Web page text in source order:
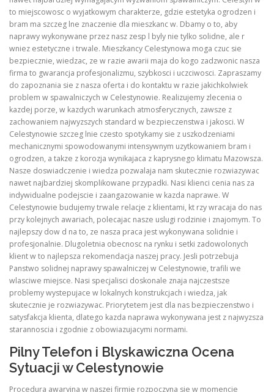
to miejscowosc o wyjatkowym charakterze, gdzie estetyka ogrodzen i
bram ma szczeg lne znaczenie dla mieszkanc w. Dbamy o to, aby
naprawy wykonywane przez nasz zesp l byly nie tylko solidne, ale r
wniez estetyczne i trwale. Mieszkancy Celestynowa moga czuc sie
bezpiecznie, wiedzac, ze w razie awarii maja do kogo zadzwonic nasza
firma to gwarancja profesjonalizmu, szybkosci i uczciwosci. Zapraszamy
do zapoznania sie z nasza oferta i do kontaktu w razie jakichkolwiek
problem w spawalniczych w Celestynowie. Realizujemy zlecenia o
kazdej porze, w kazdych warunkach atmosferycznych, zawsze z
zachowaniem najwyzszych standard w bezpieczenstwa i jakosci. W
Celestynowie szczeg lnie czesto spotykamy sie z uszkodzeniami
mechanicznymi spowodowanymi intensywnym uzytkowaniem bram i
ogrodzen, a takze z korozja wynikajaca z kaprysnego klimatu Mazowsza.
Nasze doswiadczenie i wiedza pozwalaja nam skutecznie rozwiazywac
nawet najbardziej skomplikowane przypadki. Nasi klienci cenia nas za
indywidualne podejscie i zaangazowanie w kazda naprawe. W
Celestynowie budujemy trwale relacje z klientami, kt rzy wracaja do nas
przy kolejnych awariach, polecajac nasze uslugi rodzinie i znajomym. To
najlepszy dow d na to, ze nasza praca jest wykonywana solidnie i
profesjonalnie. Dlugoletnia obecnosc na rynku i setki zadowolonych
klient w to najlepsza rekomendacja naszej pracy. Jesli potrzebuja
Panstwo solidnej naprawy spawalniczej w Celestynowie, trafili we
wlasciwe miejsce. Nasi specjalisci doskonale znaja najczestsze
problemy wystepujace w lokalnych konstrukcjach i wiedza, jak
skutecznie je rozwiazywac. Priorytetem jest dla nas bezpieczenstwo i
satysfakcja klienta, dlatego kazda naprawa wykonywana jest z najwyzsza
starannoscia i zgodnie z obowiazujacymi normami.
Pilny Telefon i Blyskawiczna Ocena
Sytuacji w Celestynowie
Procedura awaryjna w naszej firmie rozpoczyna sie w momencie